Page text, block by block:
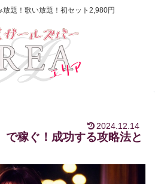
題！歌い放題！初セット2,980円
2024.12.14
で稼ぐ！成功する攻略法と